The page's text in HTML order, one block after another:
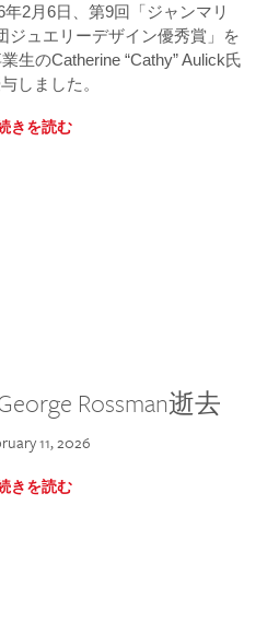
2月6日、第9回「ジャンマリ
ジュエリーデザイン優秀賞」を
生のCatherine “Cathy” Aulick氏
しました。
きを読む
Rossman逝去
11, 2026
きを読む